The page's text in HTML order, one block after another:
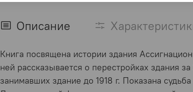
Описание
Книга посвящена истории здания
ней рассказывается о перестройках здания
занимавших здание до 1918 г. Показана